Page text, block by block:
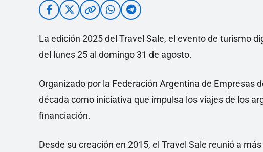
La edición 2025 del Travel Sale, el evento de turismo
del lunes 25 al domingo 31 de agosto.
Organizado por la Federación Argentina de Empresas
década como iniciativa que impulsa los viajes de los
financiación.
Desde su creación en 2015, el Travel Sale reunió a